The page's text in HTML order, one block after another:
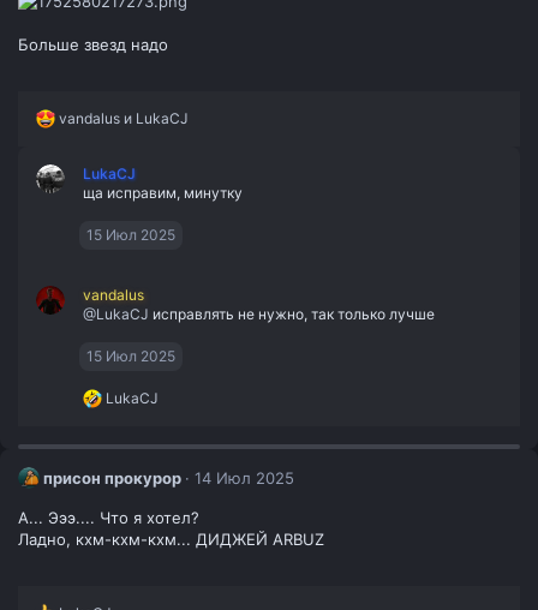
Больше звезд надо
Р
к
ц
vandalus и LukaCJ
LukaCJ
ща исправим, минутку
15 Июл 2025
vandalus
@LukaCJ исправлять не нужно, так только лучше
15 Июл 2025
Р
к
ц
и
LukaCJ
присон прокурор 14 Июл 2025
А... Эээ.... Что я хотел?
Ладно, кхм-кхм-кхм... ДИДЖЕЙ АRBUZ